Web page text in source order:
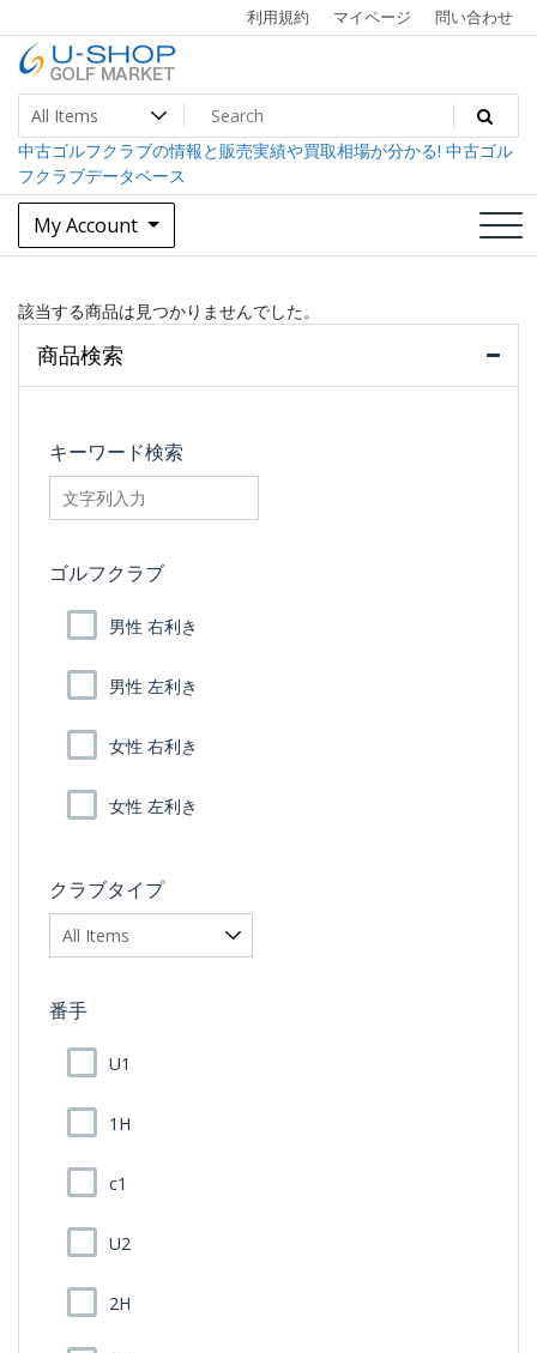
to
content
利用規約 マイページ 問い合わせ
U-SHOP Golf Market dev
中古ゴルフクラブ最大級！U-SHOPゴルフマーケット
中古ゴルフクラブの情報と販売実績や買取相場が分かる! 中古ゴル
フクラブデータベース
My Account
該当する商品は見つかりませんでした。
商品検索
キーワード検索
searchfilter_pro
ゴルフクラブ
男性 右利き
男性 左利き
女性 右利き
女性 左利き
クラブタイプ
番手
U1
1H
c1
U2
2H